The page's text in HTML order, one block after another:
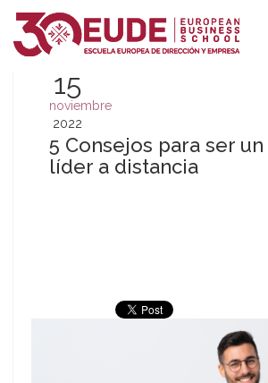
15
noviembre
2022
5 Consejos para ser
líder a distancia